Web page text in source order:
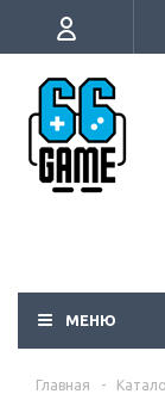
МЕНЮ
Главная -